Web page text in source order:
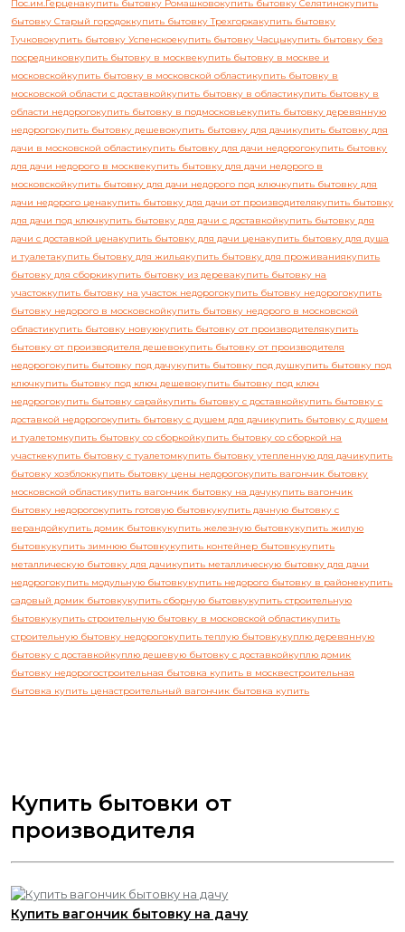
Пос.им.Герценакупить бытовку Ромашковокупить бытовку Селятинокупить
бытовку Старый городоккупить бытовку Трехгоркакупить бытовку
Тучковокупить бытовку Успенскоекупить бытовку Часцыкупить бытовку без
посредниковкупить бытовку в москвекупить бытовку в москве и
московскойкупить бытовку в московской областикупить бытовку в
московской области с доставкойкупить бытовку в областикупить бытовку в
области недорогокупить бытовку в подмосковьекупить бытовку деревянную
недорогокупить бытовку дешевокупить бытовку для дачикупить бытовку для
дачи в московской областикупить бытовку для дачи недорогокупить бытовку
для дачи недорого в москвекупить бытовку для дачи недорого в
московскойкупить бытовку для дачи недорого под ключкупить бытовку для
дачи недорого ценакупить бытовку для дачи от производителякупить бытовку
для дачи под ключкупить бытовку для дачи с доставкойкупить бытовку для
дачи с доставкой ценакупить бытовку для дачи ценакупить бытовку для душа
и туалетакупить бытовку для жильякупить бытовку для проживаниякупить
бытовку для сборкикупить бытовку из деревакупить бытовку на
участоккупить бытовку на участок недорогокупить бытовку недорогокупить
бытовку недорого в московскойкупить бытовку недорого в московской
областикупить бытовку новуюкупить бытовку от производителякупить
бытовку от производителя дешевокупить бытовку от производителя
недорогокупить бытовку под дачукупить бытовку под душкупить бытовку под
ключкупить бытовку под ключ дешевокупить бытовку под ключ
недорогокупить бытовку сарайкупить бытовку с доставкойкупить бытовку с
доставкой недорогокупить бытовку с душем для дачикупить бытовку с душем
и туалетомкупить бытовку со сборкойкупить бытовку со сборкой на
участкекупить бытовку с туалетомкупить бытовку утепленную для дачикупить
бытовку хозблоккупить бытовку цены недорогокупить вагончик бытовку
московской областикупить вагончик бытовку на дачукупить вагончик
бытовку недорогокупить готовую бытовкукупить дачную бытовку с
верандойкупить домик бытовкукупить железную бытовкукупить жилую
бытовкукупить зимнюю бытовкукупить контейнер бытовкукупить
металлическую бытовку для дачикупить металлическую бытовку для дачи
недорогокупить модульную бытовкукупить недорого бытовку в районекупить
садовый домик бытовкукупить сборную бытовкукупить строительную
бытовкукупить строительную бытовку в московской областикупить
строительную бытовку недорогокупить теплую бытовкукуплю деревянную
бытовку с доставкойкуплю дешевую бытовку с доставкойкуплю домик
бытовку недорогостроительная бытовка купить в москвестроительная
бытовка купить ценастроительный вагончик бытовка купить
Купить бытовки от
производителя
Купить вагончик бытовку на дачу